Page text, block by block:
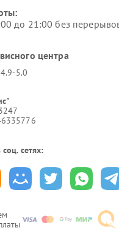
до 21:00 без
центра
4.9-5.0
сетях: